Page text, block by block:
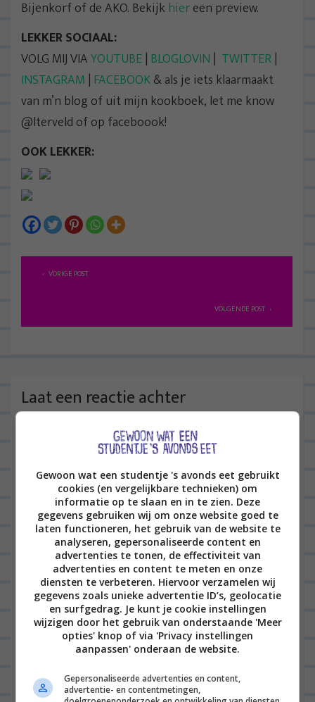
Bijenkorf of de AKO. Bekijk hiereen preview.
LEKKER SOCIAAL:
VOLG MIJ VIAYOUTUBE | BLOGLOVIN | TWITTER |
INSTAGRAM | FACEBOOK& als je iets klaarmaakt
van m’n blog of uit mijn kookboek, let me know
@lterveld of op faceboook!
OOK LEKKER:
B
i
t
n
VORIGE POST
VOLGENDE POST
Laat een reactie achter
Het e-mailadres wordt niet gepubliceerd.
velden zijn gemarkeerd met*
Naam*
Gewoon wat een studentje 's avonds eet gebruikt
cookies (en vergelijkbare technieken) om
informatie op te slaan en in te zien. Deze
gegevens gebruiken wij om onze website goed te
laten functioneren, het gebruik van de website te
analyseren, gepersonaliseerde content en
advertenties te tonen, de effectiviteit van
advertenties en content te meten en onze
diensten te verbeteren. Hiervoor verzamelen wij
gegevens zoals unieke advertentie ID’s, geolocatie
en surfgedrag. Je kunt je cookie instellingen
wijzigen door het gebruik van onderstaande 'Meer
opties' knop of via 'Privacy instellingen
aanpassen' onderaan de website.
Gepersonaliseerde advertenties en content,
advertentie- en contentmetingen,